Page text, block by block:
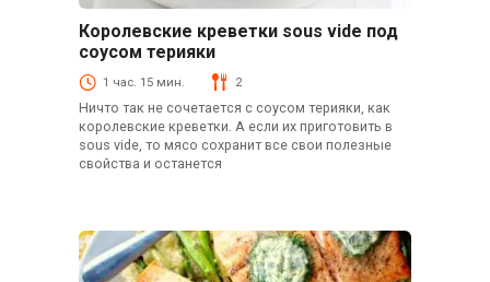
Рыба и морепродукты
Королевские креветки sous vide под
соусом терияки
1 час. 15 мин. 2
Ничто так не сочетается с соусом терияки, как
королевские креветки. А если их приготовить в
sous vide, то мясо сохранит все свои полезные
свойства и останется